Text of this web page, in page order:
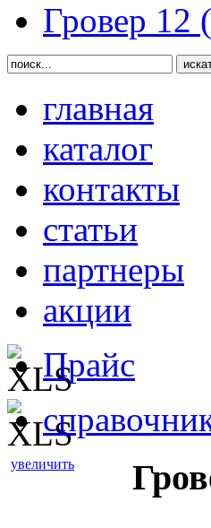
Гровер
главная
каталог
контакты
статьи
партнеры
акции
Прайс
увеличить